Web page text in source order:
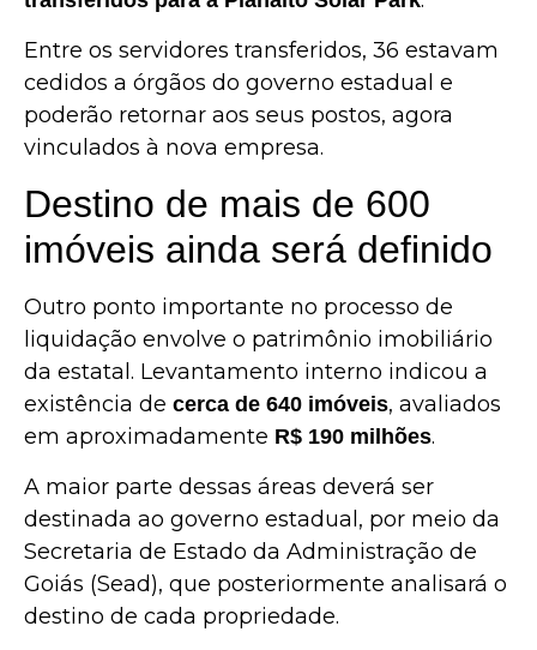
Entre os servidores transferidos, 36 estavam
cedidos a órgãos do governo estadual e
poderão retornar aos seus postos, agora
vinculados à nova empresa.
Destino de mais de 600
imóveis ainda será definido
Outro ponto importante no processo de
liquidação envolve o patrimônio imobiliário
da estatal. Levantamento interno indicou a
existência de cerca de 640 imóveis, avaliados
em aproximadamente R$ 190 milhões.
A maior parte dessas áreas deverá ser
destinada ao governo estadual, por meio da
Secretaria de Estado da Administração de
Goiás (Sead), que posteriormente analisará o
destino de cada propriedade.